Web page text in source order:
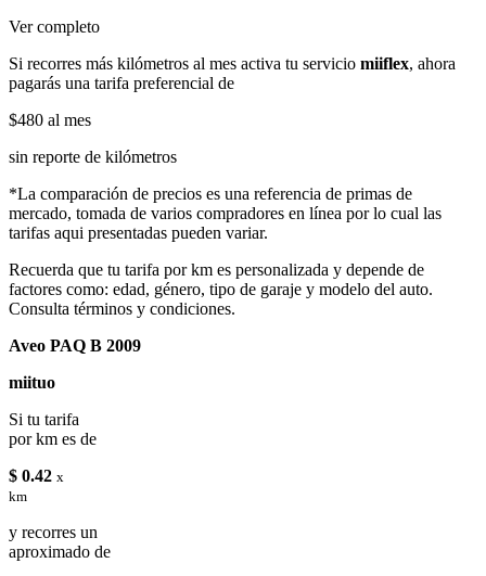
Ver completo
Si recorres más kilómetros al mes activa tu servicio miiflex, ahora
pagarás una tarifa preferencial de
$480 al mes
sin reporte de kilómetros
*La comparación de precios es una referencia de primas de
mercado, tomada de varios compradores en línea por lo cual las
tarifas aqui presentadas pueden variar.
Recuerda que tu tarifa por km es personalizada y depende de
factores como: edad, género, tipo de garaje y modelo del auto.
Consulta términos y condiciones.
Aveo PAQ B 2009
miituo
Si tu tarifa
por km es de
$ 0.42 x
km
y recorres un
aproximado de